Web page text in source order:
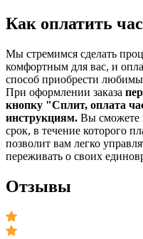
Как оплатить
Мы стремимся сделать
комфортным для вас, и
способ приобрести
При оформлении заказа
кнопку "Сплит, оплата
инструкциям. Вы сможете
срок, в течение которого
позволит вам легко
переживать о своих
Отзывы